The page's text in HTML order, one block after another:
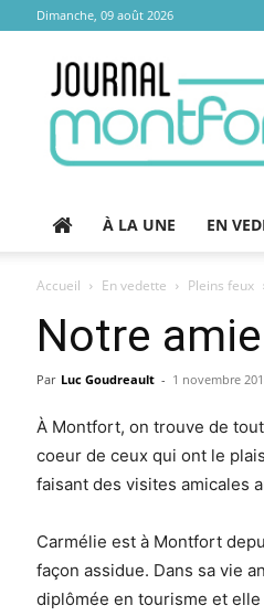
Dimanche, 09 août 2026
À LA UNE EN
Accueil En vedette Pleins feux
Notre
Par Luc Goudreault - 1 novembre
À Montfort, on trouve de
coeur de ceux qui ont le
faisant des visites amicales
Carmélie est à Montfort
façon assidue. Dans sa vie
diplômée en tourisme et